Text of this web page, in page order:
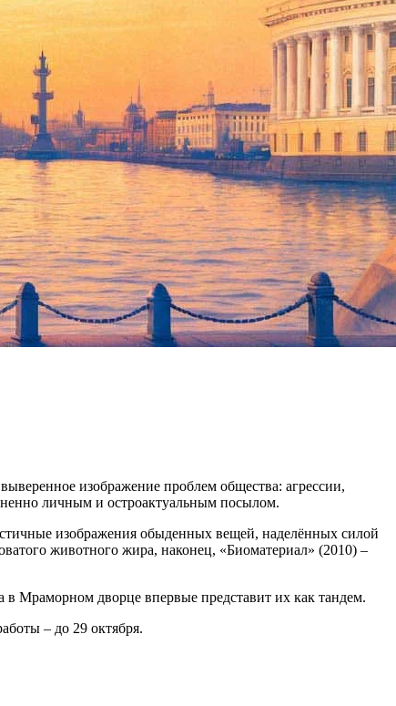
изображение проблем общества: агрессии,
личным и остроактуальным посылом.
изображения обыденных вещей, наделённых силой
животного жира, наконец, «Биоматериал» (2010) –
Мраморном дворце впервые представит их как тандем.
– до 29 октября.